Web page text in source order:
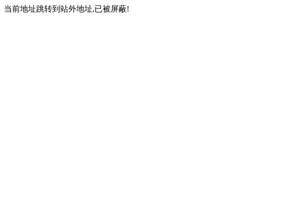
当前地址跳转到站外地址,已被屏蔽!